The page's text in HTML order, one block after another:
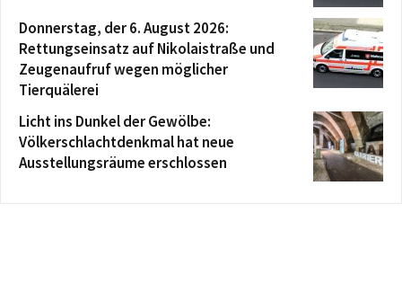
Donnerstag, der 6. August 2026:
Rettungseinsatz auf Nikolaistraße und
Zeugenaufruf wegen möglicher
Tierquälerei
Licht ins Dunkel der Gewölbe:
Völkerschlachtdenkmal hat neue
Ausstellungsräume erschlossen